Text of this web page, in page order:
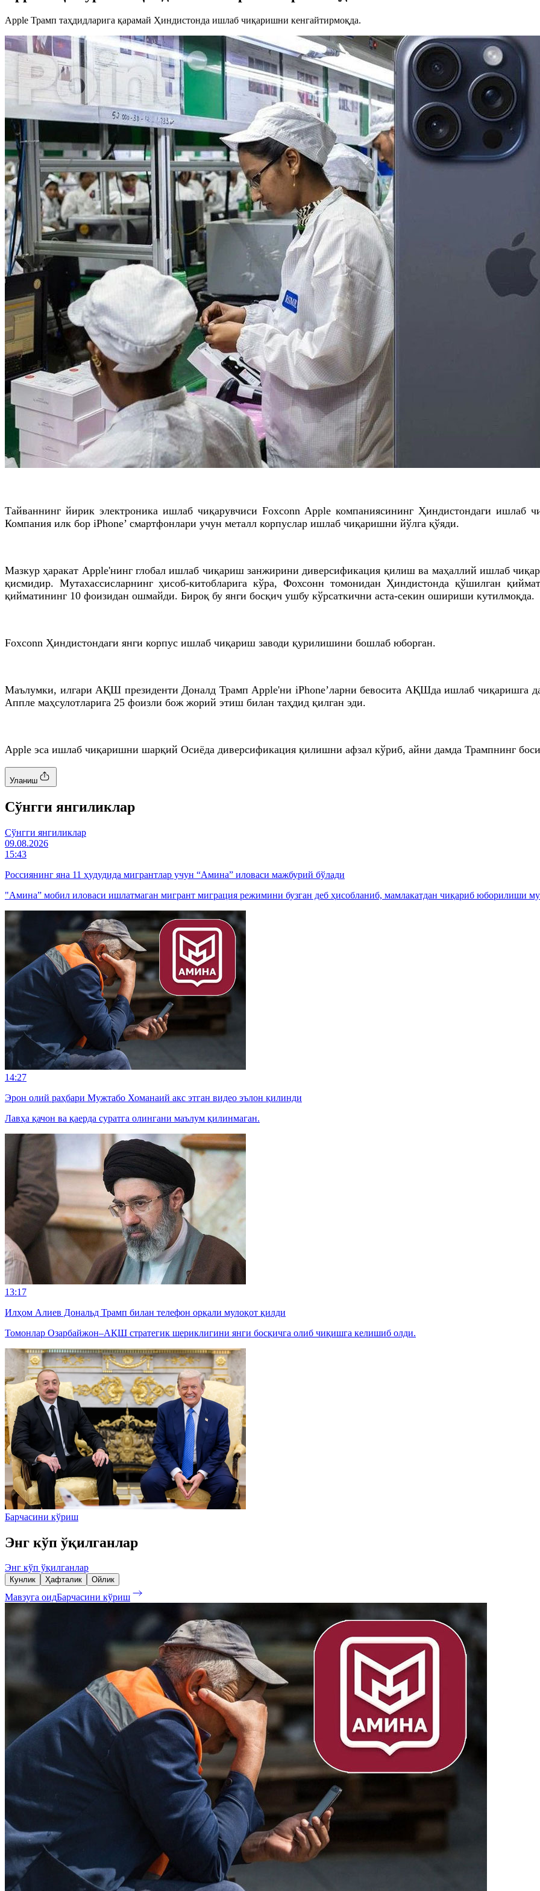
Apple Трамп таҳдидларига қарамай Ҳиндистонда ишлаб чиқаришни кенгайтирмоқда.
Тайваннинг йирик электроника ишлаб чиқарувчиси Foxconn Apple компаниясининг Ҳиндистондаги ишлаб
Компания илк бор iPhone’ смартфонлари учун металл корпуслар ишлаб чиқаришни йўлга қўяди.
Мазкур ҳаракат Apple'нинг глобал ишлаб чиқариш занжирини диверсификация қилиш ва маҳаллий ишлаб
қисмидир. Мутахассисларнинг ҳисоб-китобларига кўра, Фохсонн томонидан Ҳиндистонда қўшилган
қийматининг 10 фоизидан ошмайди. Бироқ бу янги босқич ушбу кўрсаткични аста-секин ошириши кутилмоқда.
Foxconn Ҳиндистондаги янги корпус ишлаб чиқариш заводи қурилишини бошлаб юборган.
Маълумки, илгари АҚШ президенти Доналд Трамп Apple'ни iPhone’ларни бевосита АҚШда ишлаб чиқаришга
Аппле маҳсулотларига 25 фоизли бож жорий этиш билан таҳдид қилган эди.
Apple эса ишлаб чиқаришни шарқий Осиёда диверсификация қилишни афзал кўриб, айни дамда Трампнинг
Уланиш
Cўнгги янгиликлар
Cўнгги янгиликлар
09.08.2026
15:43
Россиянинг яна 11 ҳудудида мигрантлар учун “Амина” иловаси мажбурий бўлади
"Амина” мобил иловаси ишлатмаган мигрант миграция режимини бузган деб ҳисобланиб, мамлакатдан чиқариб юборилиши
14:27
Эрон олий раҳбари Мужтабо Хоманаий акс этган видео эълон қилинди
Лавҳа қачон ва қаерда суратга олингани маълум қилинмаган.
13:17
Илҳом Алиев Дональд Трамп билан телефон орқали мулоқот қилди
Томонлар Озарбайжон–АҚШ стратегик шериклигини янги босқичга олиб чиқишга келишиб олди.
Барчасини кўриш
Энг кўп ўқилганлар
Энг кўп ўқилганлар
Кунлик Ҳафталик Ойлик
Мавзуга оидБарчасини кўриш